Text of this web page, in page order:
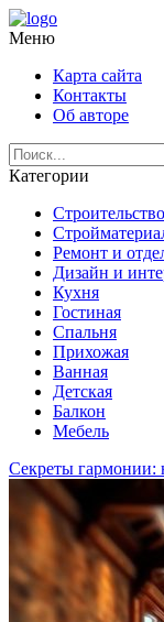
Меню
Карта сайта
Контакты
Об авторе
Категории
Строительство
Ремонт и
Дизайн и
Кухня
Гостиная
Спальня
Прихожая
Ванная
Детская
Балкон
Мебель
Секреты гармонии: